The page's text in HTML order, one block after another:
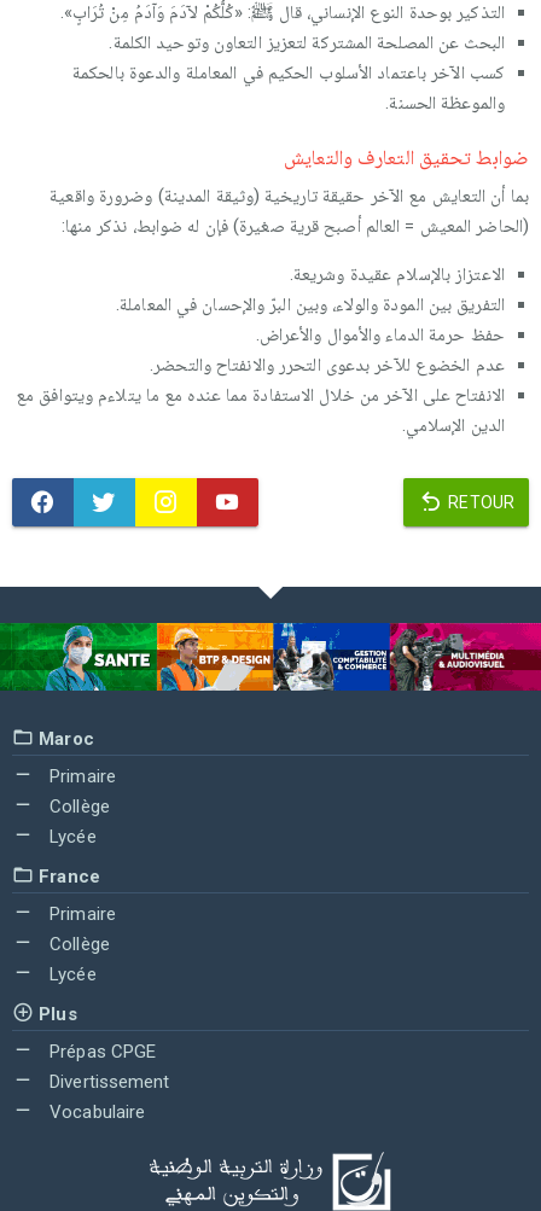
التذكير بوحدة النوع الإنساني، قال ﷺ: «كُلُّكُمْ لآدَمَ وَآدَمُ مِنْ تُرَابٍ».
البحث عن المصلحة المشتركة لتعزيز التعاون وتوحيد الكلمة.
كسب الآخر باعتماد الأسلوب الحكيم في المعاملة والدعوة بالحكمة
والموعظة الحسنة.
ضوابط تحقيق التعارف والتعايش
بما أن التعايش مع الآخر حقيقة تاريخية (وثيقة المدينة) وضرورة واقعية
(الحاضر المعيش = العالم أصبح قرية صغيرة) فإن له ضوابط، نذكر منها:
الاعتزاز بالإسلام عقيدة وشريعة.
التفريق بين المودة والولاء، وبين البرّ والإحسان في المعاملة.
حفظ حرمة الدماء والأموال والأعراض.
عدم الخضوع للآخر بدعوى التحرر والانفتاح والتحضر.
الانفتاح على الآخر من خلال الاستفادة مما عنده مع ما يتلاءم ويتوافق مع
الدين الإسلامي.
RETOUR
Maroc
Primaire
Collège
Lycée
France
Primaire
Collège
Lycée
Plus
Prépas CPGE
Divertissement
Vocabulaire